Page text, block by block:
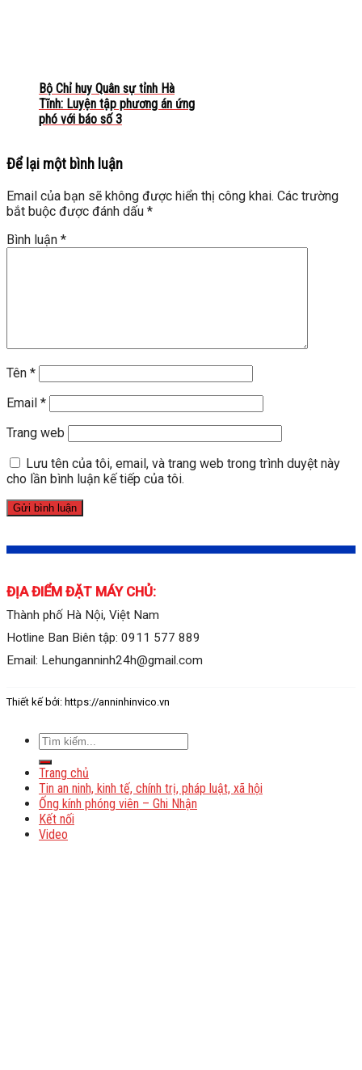
Bộ Chỉ huy Quân sự tỉnh Hà
Tĩnh: Luyện tập phương án ứng
phó với báo số 3
Để lại một bình luận
Email của bạn sẽ không được hiển thị công khai. Các trường
bắt buộc được đánh dấu *
Bình luận *
Tên *
Email *
Trang web
Lưu tên của tôi, email, và trang web trong trình duyệt này
cho lần bình luận kế tiếp của tôi.
ĐỊA ĐIỂM ĐẶT MÁY CHỦ:
Thành phố Hà Nội, Việt Nam
Hotline Ban Biên tập: 0911 577 889
Email: Lehunganninh24h@gmail.com
Thiết kế bởi: https://anninhinvico.vn
Trang chủ
Tin an ninh, kinh tế, chính trị, pháp luật, xã hội
Ống kính phóng viên – Ghi Nhận
Kết nối
Video